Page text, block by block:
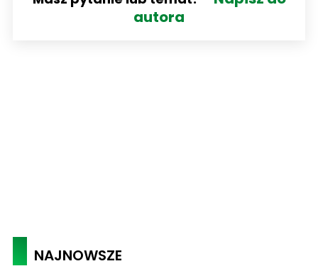
autora
NAJNOWSZE